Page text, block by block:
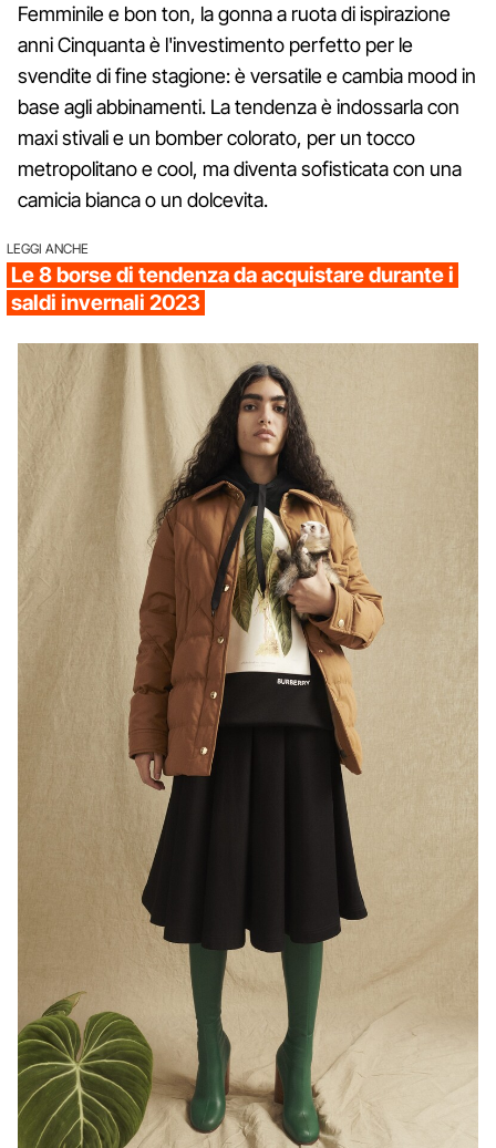
Femminile e bon ton, la gonna a ruota di ispirazione
anni Cinquanta è l'investimento perfetto per le
svendite di fine stagione: è versatile e cambia mood in
base agli abbinamenti. La tendenza è indossarla con
maxi stivali e un bomber colorato, per un tocco
metropolitano e cool, ma diventa sofisticata con una
camicia bianca o un dolcevita.
LEGGI ANCHE
Le 8 borse di tendenza da acquistare durante i
saldi invernali 2023